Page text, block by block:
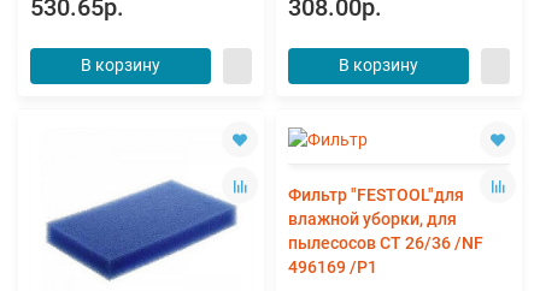
530.65р.
В корзину
308.00р.
В корзину
Фильтр "FESTOOL"для
влажной уборки, для
пылесосов CT 26/36 /NF
496169 /Р1